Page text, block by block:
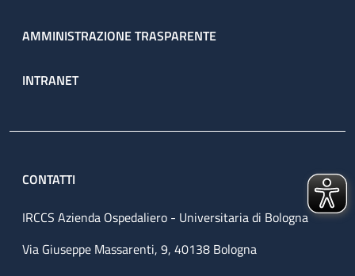
AMMINISTRAZIONE TRASPARENTE
INTRANET
CONTATTI
IRCCS Azienda Ospedaliero - Universitaria di Bologna
Via Giuseppe Massarenti, 9, 40138 Bologna